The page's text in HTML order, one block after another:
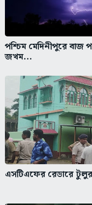
পশ্চিম মেদিনীপুরে বাজ
জখম...
এসটিএফের রেডারে